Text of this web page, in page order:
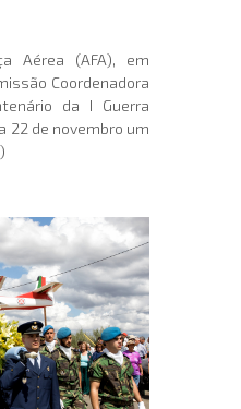
Aérea (AFA), em
Coordenadora
da I Guerra
22 de novembro um